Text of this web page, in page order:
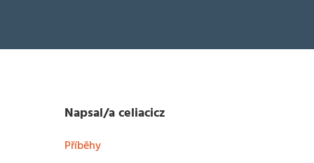
Napsal/aceliacicz
Příběhy